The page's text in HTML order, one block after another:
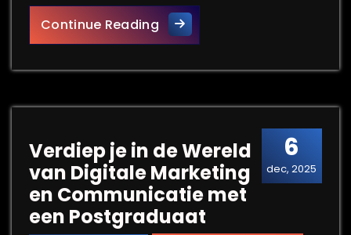
Continue ReadingDe Impact van
6
dec, 2025
Verdiep je in de Wereld
van Digitale Marketing
en Communicatie met
een Postgraduaat